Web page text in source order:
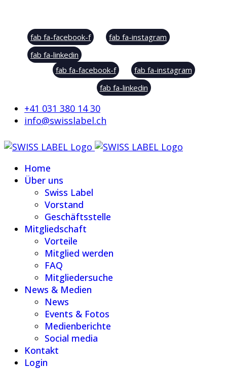
fab fa-facebook-f
fab fa-instagram
fab fa-linkedin
fab fa-facebook-f
fab fa-instagram
fab fa-linkedin
+41 031 380 14 30
info@swisslabel.ch
Home
Über uns
Swiss Label
Vorstand
Geschäftsstelle
Mitgliedschaft
Vorteile
Mitglied werden
FAQ
Mitgliedersuche
News & Medien
News
Events & Fotos
Medienberichte
Social media
Kontakt
Login